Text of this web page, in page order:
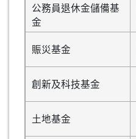
公務員退休金儲備基
金
賑災基金
創新及科技基金
土地基金